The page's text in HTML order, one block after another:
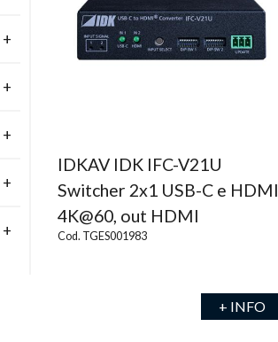
IDKAV IDK IFC-V21U
Switcher 2x1 USB-C e HDMI
4K@60, out HDMI
Cod. TGES001983
+ INFO